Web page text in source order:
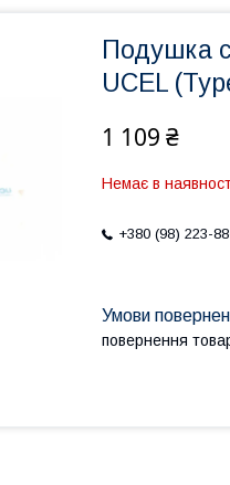
Подушка
UCEL
1 109 ₴
Немає в
+380 (98) 223-
повернення